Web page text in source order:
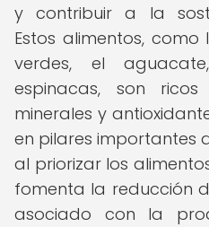
y contribuir a la
Estos alimentos,
verdes, el
espinacas, son
minerales y
en pilares importantes
al priorizar los
fomenta la reducción
asociado con la